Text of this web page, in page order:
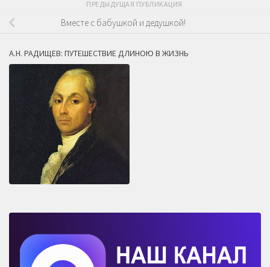
ПРЕДЫДУЩАЯ ПУБЛИКАЦИЯ
Вместе с бабушкой и дедушкой!
А.Н. РАДИЩЕВ: ПУТЕШЕСТВИЕ ДЛИНОЮ В ЖИЗНЬ